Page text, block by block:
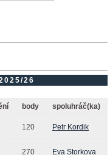
26
body
spoluhráč(ka)
120 Petr Kordik
270 Eva Storkova